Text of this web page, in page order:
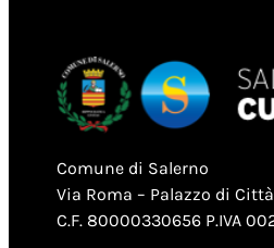
Comune di Salerno
Via Roma – Palazzo di
C.F. 80000330656 P.IVA